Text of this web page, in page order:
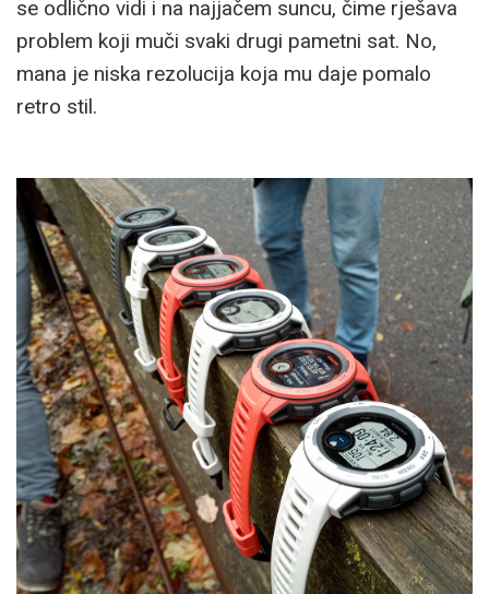
se odlično vidi i na najjačem suncu, čime rješava
problem koji muči svaki drugi pametni sat. No,
mana je niska rezolucija koja mu daje pomalo
retro stil.